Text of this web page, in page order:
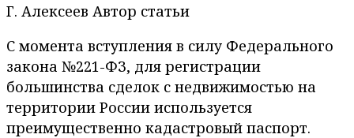
Г. Алексеев Автор статьи
С момента вступления в силу Федерального
закона №221-ФЗ, для регистрации
большинства сделок с недвижимостью на
территории России используется
преимущественно кадастровый паспорт.